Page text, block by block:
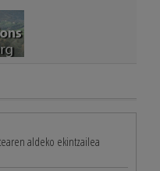
aldeko ekintzailea